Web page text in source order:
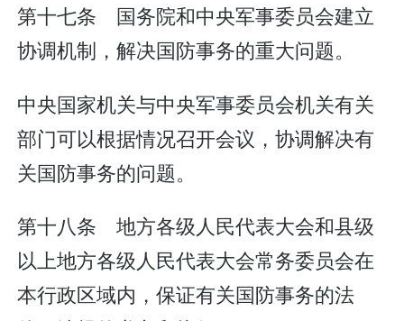
第十七条 国务院和中央军事委员会建立
协调机制，解决国防事务的重大问题。
中央国家机关与中央军事委员会机关有关
部门可以根据情况召开会议，协调解决有
关国防事务的问题。
第十八条 地方各级人民代表大会和县级
以上地方各级人民代表大会常务委员会在
本行政区域内，保证有关国防事务的法